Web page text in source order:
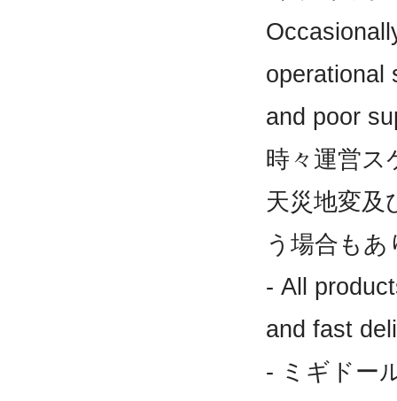
operational
and poor
時々運営ス
天災地変及
う場合も
- All
and fast
- ミギドー